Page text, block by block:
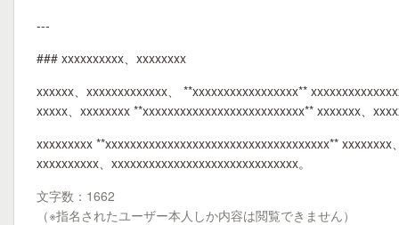
---
### xxxxxxxxxx、xxxxxxxx
xxxxxx、xxxxxxxxxxxxx、 **xxxxxxxxxxxxxxxxx**
xxxxx、xxxxxxxx **xxxxxxxxxxxxxxxxxxxxxxxxxx** xxxxxxx、
xxxxxxxxx **xxxxxxxxxxxxxxxxxxxxxxxxxxxxxxxxxxxx** xxxxxxxx、
xxxxxxxxxx、xxxxxxxxxxxxxxxxxxxxxxxxxxxxxx。
文字数：1662
（※指名されたユーザー本人しか内容は閲覧できません）